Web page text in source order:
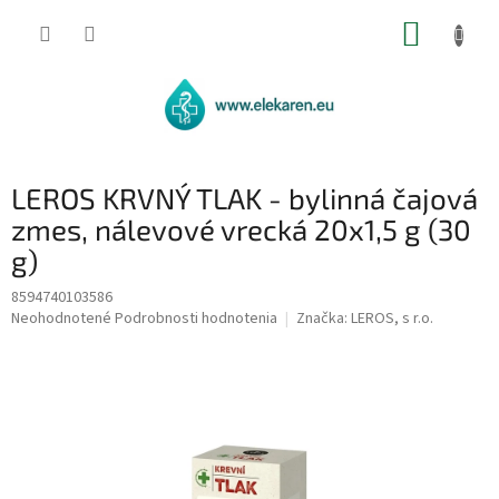
LEROS KRVNÝ TLAK - bylinná čajová
zmes, nálevové vrecká 20x1,5 g (30
g)
8594740103586
Priemerné
Neohodnotené Podrobnosti hodnotenia Značka: LEROS, s r.o.